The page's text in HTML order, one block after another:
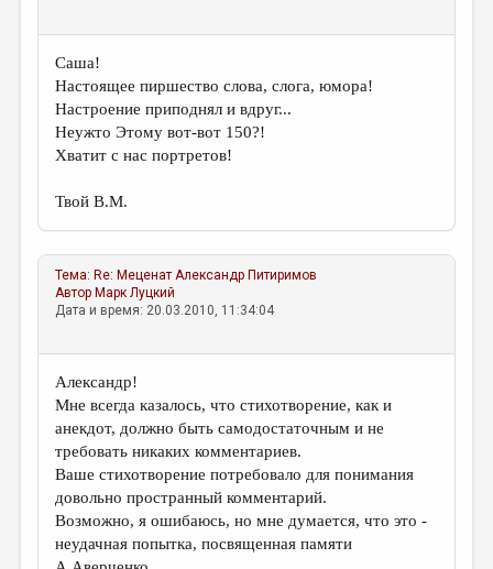
Саша!
Настоящее пиршество слова, слога, юмора!
Настроение приподнял и вдруг...
Неужто Этому вот-вот 150?!
Хватит с нас портретов!
Твой В.М.
Тема: Re: Меценат Александр Питиримов
Автор Марк Луцкий
Дата и время: 20.03.2010, 11:34:04
Александр!
Мне всегда казалось, что стихотворение, как и
анекдот, должно быть самодостаточным и не
требовать никаких комментариев.
Ваше стихотворение потребовало для понимания
довольно пространный комментарий.
Возможно, я ошибаюсь, но мне думается, что это -
неудачная попытка, посвященная памяти